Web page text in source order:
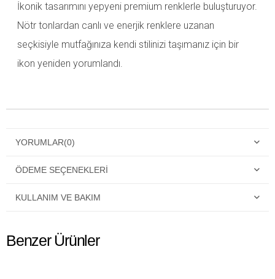
İkonik tasarımını yepyeni premium renklerle buluşturuyor.
Nötr tonlardan canlı ve enerjik renklere uzanan
seçkisiyle mutfağınıza kendi stilinizi taşımanız için bir
ikon yeniden yorumlandı.
YORUMLAR(0)
ÖDEME SEÇENEKLERI
KULLANIM VE BAKIM
Benzer Ürünler